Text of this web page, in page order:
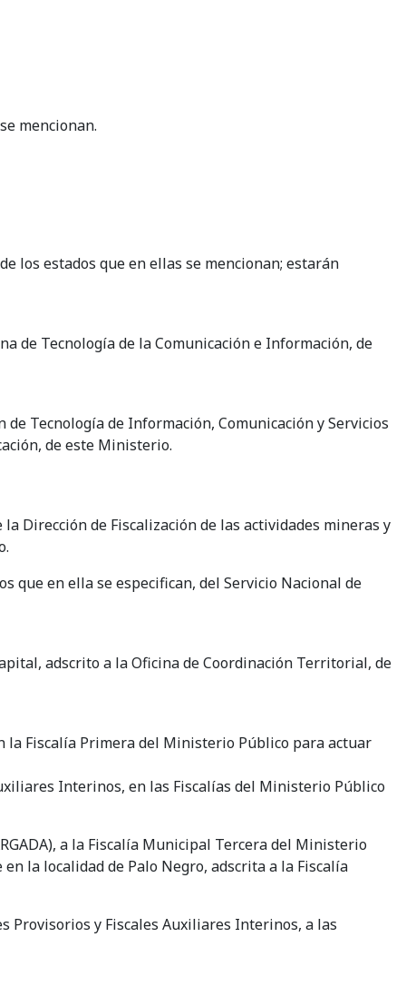
mencionan.
los estados que en ellas se mencionan; estarán
de Tecnología de la Comunicación e Información, de
Tecnología de Información, Comunicación y Servicios
de este Ministerio.
Dirección de Fiscalización de las actividades mineras y
que en ella se especifican, del Servicio Nacional de
adscrito a la Oficina de Coordinación Territorial, de
la Fiscalía Primera del Ministerio Público para actuar
Interinos, en las Fiscalías del Ministerio Público
a la Fiscalía Municipal Tercera del Ministerio
la localidad de Palo Negro, adscrita a la Fiscalía
Provisorios y Fiscales Auxiliares Interinos, a las